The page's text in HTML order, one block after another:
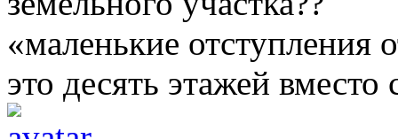
«маленькие отступления
это десять этажей вместо